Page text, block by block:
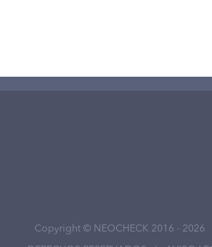
Copyright © NEOCHECK 2016 - 2026